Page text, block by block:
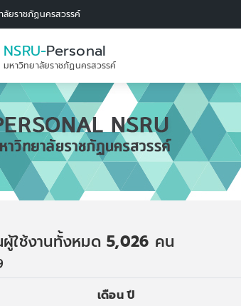
ลัยราชภัฏนครสวรรค์
NSRU-Personal
มหาวิทยาลัยราชภัฏนครสวรรค์
ใช้งานทั้งหมด 5,026 คน
เดือน ปี